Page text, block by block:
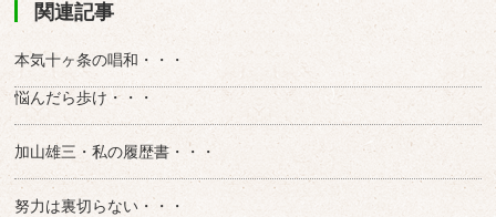
関連記事
本気十ヶ条の唱和・・・
悩んだら歩け・・・
加山雄三・私の履歴書・・・
努力は裏切らない・・・